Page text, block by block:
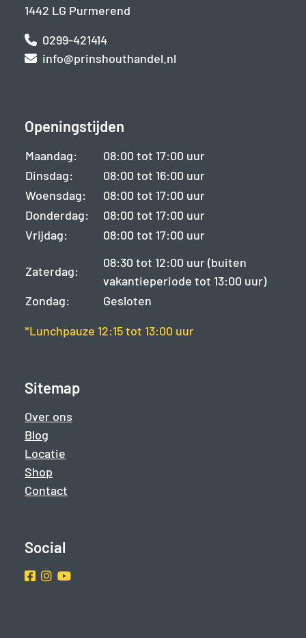
1442 LG Purmerend
0299-421414
info@prinshouthandel.nl
Openingstijden
Maandag:
08:00 tot 17:00 uur
Dinsdag:
08:00 tot 16:00 uur
Woensdag:
08:00 tot 17:00 uur
Donderdag:
08:00 tot 17:00 uur
Vrijdag:
08:00 tot 17:00 uur
Zaterdag:
08:30 tot 12:00 uur (buiten
vakantieperiode tot 13:00 uur)
Zondag:
Gesloten
*Lunchpauze 12:15 tot 13:00 uur
Sitemap
Over ons
Blog
Locatie
Shop
Contact
Social
Facebook
Instragram
Youtube